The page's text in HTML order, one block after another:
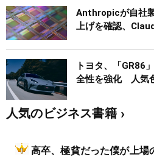
Anthropicが自社
上げを確認、
トヨタ、「GR86
全性を強化 人気
人気のビジネス書籍
高卒、極貧だった僕が上場